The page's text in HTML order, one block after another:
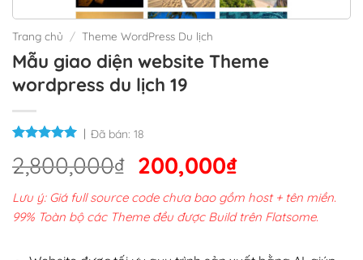
Trang chủ / Theme WordPress Du lịch
Mẫu giao diện website Theme
wordpress du lịch 19
Đã bán: 18
2,800,000₫ Giá
gốc
là:
2,800,000₫.
200,000₫Giá
hiện
tại
Lưu ý: Giá full source code chưa bao gồm host + tên miền.
99% Toàn bộ các Theme đều được Build trên Flatsome.